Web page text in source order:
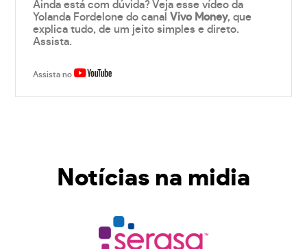
Ainda está com dúvida? Veja esse vídeo da
Yolanda Fordelone do canalVivo Money, que
explica tudo, de um jeito simples e direto.
Assista.
Assista no
Notícias na midia